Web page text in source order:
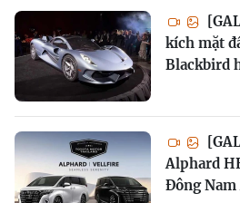
kích mặt
Blackbird
Alphard
Đông